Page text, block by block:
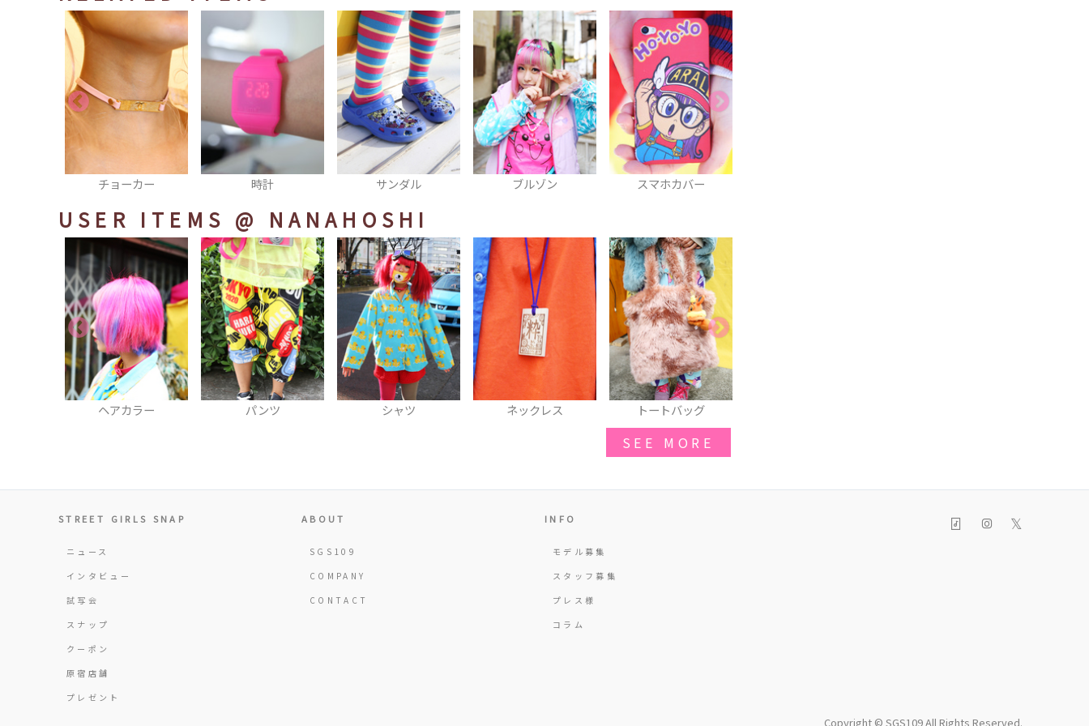
時計 サンダル ブルゾン スマホカバー セットアップ
USER ITEMS @ NANAHOSHI
パンツ シャツ ネックレス トートバッグ リュック
SEE MORE
STREET GIRLS SNAP
ニュース
インタビュー
試写会
スナップ
クーポン
原宿店舗
プレゼント
ABOUT
SGS109
COMPANY
CONTACT
INFO
モデル募集
スタッフ募集
プレス様
コラム
𝕏
Copyright © SGS109 All Rights Reserved.